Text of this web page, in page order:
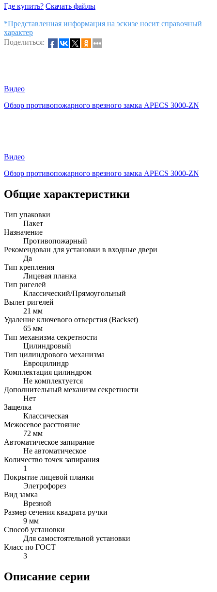
Где купить? Скачать файлы
*Представленная информация на эскизе носит справочный
характер
Поделиться:
Видео
Обзор противопожарного врезного замка APECS 3000-ZN
Видео
Обзор противопожарного врезного замка APECS 3000-ZN
Общие характеристики
Тип упаковки
Пакет
Назначение
Противопожарный
Рекомендован для установки в входные двери
Да
Тип крепления
Лицевая планка
Тип ригелей
Классический/Прямоугольный
Вылет ригелей
21 мм
Удаление ключевого отверстия (Backset)
65 мм
Тип механизма секретности
Цилиндровый
Тип цилиндрового механизма
Евроцилиндр
Комплектация цилиндром
Не комплектуется
Дополнительный механизм секретности
Нет
Защелка
Классическая
Межосевое расстояние
72 мм
Автоматическое запирание
Не автоматическое
Количество точек запирания
1
Покрытие лицевой планки
Элетрофорез
Вид замка
Врезной
Размер сечения квадрата ручки
9 мм
Способ установки
Для самостоятельной установки
Класс по ГОСТ
3
Описание серии